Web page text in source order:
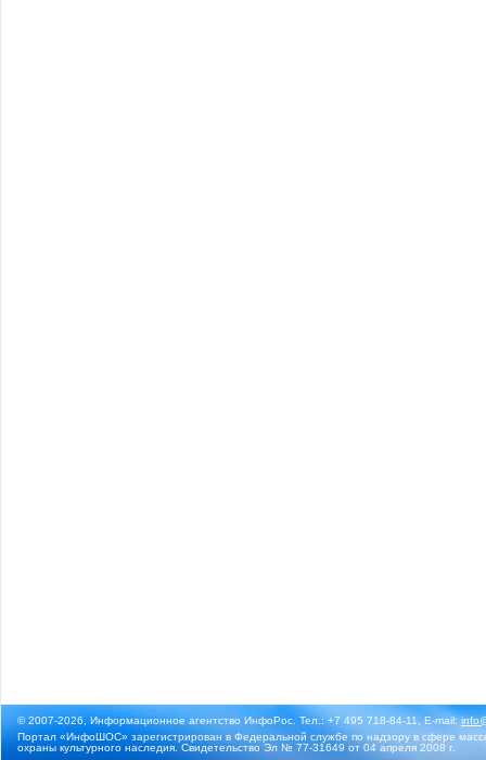
© 2007-2026, Информационное агентство ИнфоРос. Тел.: +7 495 718-84-11, E-mail:
Портал «ИнфоШОС» зарегистрирован в Федеральной службе по надзору в сфере
охраны культурного наследия. Свидетельство Эл № 77-31649 от 04 апреля 2008 г.